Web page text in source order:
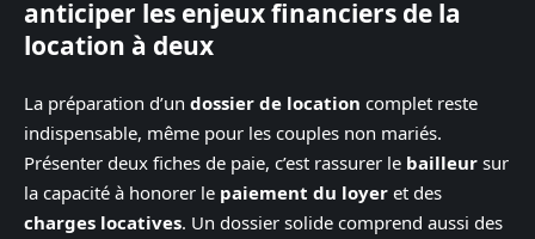
anticiper les enjeux financiers de la
location à deux
La préparation d’un dossier de location complet reste
indispensable, même pour les couples non mariés.
Présenter deux fiches de paie, c’est rassurer le bailleur sur
la capacité à honorer le paiement du loyer et des
charges locatives. Un dossier solide comprend aussi des